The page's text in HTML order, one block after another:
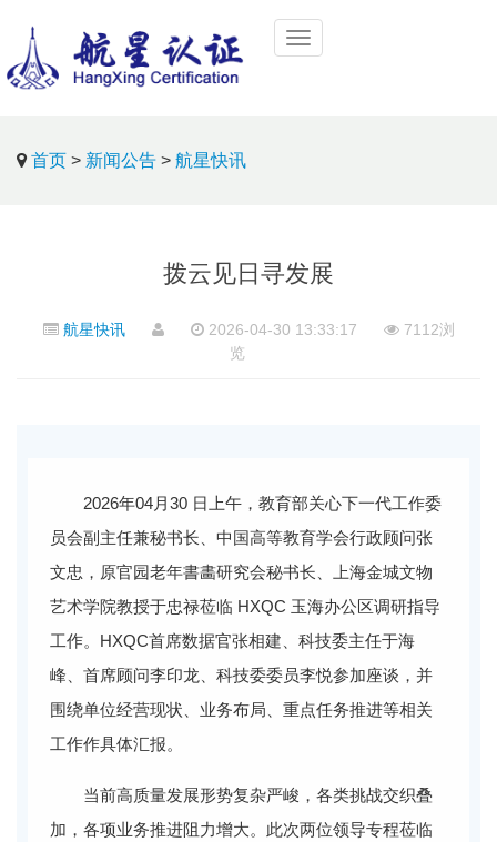
首页 > 新闻公告 > 航星快讯
拨云见日寻发展
航星快讯 2026-04-30 13:33:17
7112浏
览
2026年04月30 日上午，教育部关心下一代工作委
员会副主任兼秘书长、中国高等教育学会行政顾问张
文忠，原官园老年書畵研究会秘书长、上海金城文物
艺术学院教授于忠禄莅临 HXQC 玉海办公区调研指导
工作。HXQC首席数据官张相建、科技委主任于海
峰、首席顾问李印龙、科技委委员李悦参加座谈，并
围绕单位经营现状、业务布局、重点任务推进等相关
工作作具体汇报。
当前高质量发展形势复杂严峻，各类挑战交织叠
加，各项业务推进阻力增大。此次两位领导专程莅临